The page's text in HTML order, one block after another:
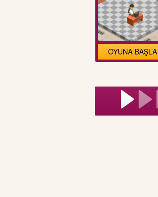
OYUNA BAŞLA